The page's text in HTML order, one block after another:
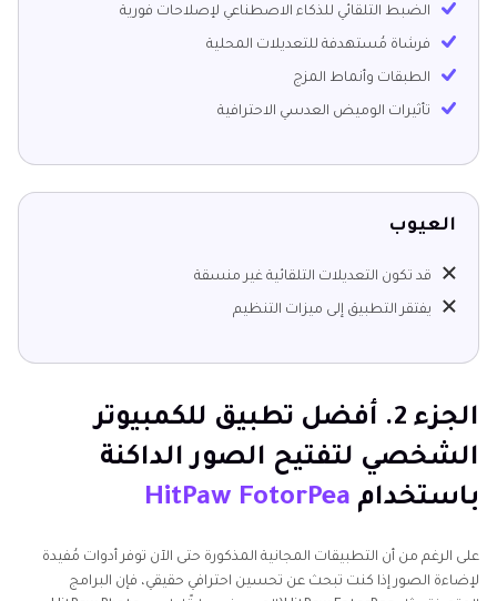
الضبط التلقائي للذكاء الاصطناعي لإصلاحات فورية
فرشاة مُستهدفة للتعديلات المحلية
الطبقات وأنماط المزج
تأثيرات الوميض العدسي الاحترافية
العيوب
قد تكون التعديلات التلقائية غير منسقة
يفتقر التطبيق إلى ميزات التنظيم
الجزء 2. أفضل تطبيق للكمبيوتر
الشخصي لتفتيح الصور الداكنة
باستخدام HitPaw FotorPea
على الرغم من أن التطبيقات المجانية المذكورة حتى الآن توفر أدوات مُفيدة
لإضاءة الصور إذا كنت تبحث عن تحسين احترافي حقيقي، فإن البرامج